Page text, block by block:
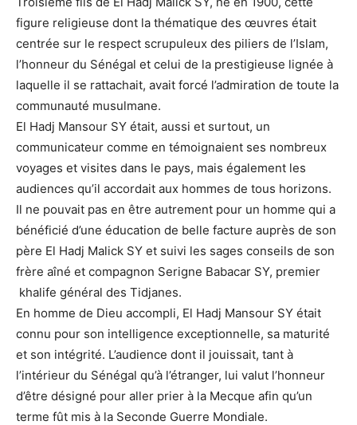
figure religieuse dont la thématique des œuvres était
centrée sur le respect scrupuleux des piliers de l’Islam,
l’honneur du Sénégal et celui de la prestigieuse lignée à
laquelle il se rattachait, avait forcé l’admiration de toute la
communauté musulmane.
El Hadj Mansour SY était, aussi et surtout, un
communicateur comme en témoignaient ses nombreux
voyages et visites dans le pays, mais également les
audiences qu’il accordait aux hommes de tous horizons.
Il ne pouvait pas en être autrement pour un homme qui a
bénéficié d’une éducation de belle facture auprès de son
père El Hadj Malick SY et suivi les sages conseils de son
frère aîné et compagnon Serigne Babacar SY, premier
khalife général des Tidjanes.
En homme de Dieu accompli, El Hadj Mansour SY était
connu pour son intelligence exceptionnelle, sa maturité
et son intégrité. L’audience dont il jouissait, tant à
l’intérieur du Sénégal qu’à l’étranger, lui valut l’honneur
d’être désigné pour aller prier à la Mecque afin qu’un
terme fût mis à la Seconde Guerre Mondiale.